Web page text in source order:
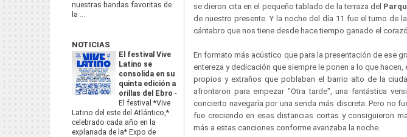
nuestras bandas favoritas de
la ...
NOTICIAS
El festival Vive
Latino se
consolida en su
quinta edición a
orillas del Ebro -
El festival *Vive
Latino del este del Atlántico,*
celebrado cada año en la
explanada de la* Expo de
se dieron cita en el pequeño tablado de la terraza del
de nuestro presente. Y la noche del día 11 fue el turno de
cántabro que nos tiene desde hace tiempo ganado el
En formato más acústico que para la presentación de ese
entereza y dedicación que siempre le ponen a lo que
propios y extraños que poblaban el barrio alto de la
afrontaron para empezar "Otra tarde", una fantástica
concierto navegaría por una senda más discreta. Pero no
fue creciendo en esas distancias cortas y consiguieron
más a estas canciones conforme avanzaba la noche.